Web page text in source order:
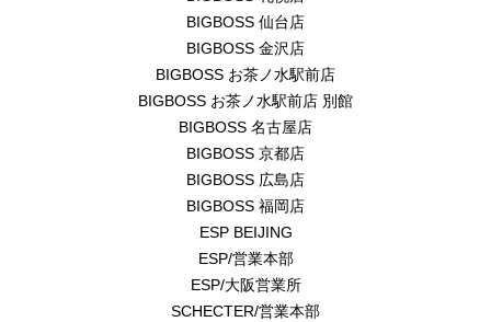
BIGBOSS 仙台店
BIGBOSS 金沢店
BIGBOSS お茶ノ水駅前店
BIGBOSS お茶ノ水駅前店 別館
BIGBOSS 名古屋店
BIGBOSS 京都店
BIGBOSS 広島店
BIGBOSS 福岡店
ESP BEIJING
ESP/営業本部
ESP/大阪営業所
SCHECTER/営業本部